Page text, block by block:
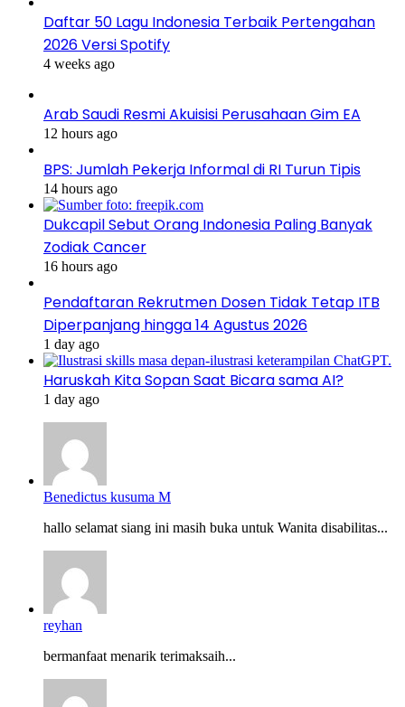
Daftar 50 Lagu Indonesia Terbaik Pertengahan
2026 Versi Spotify
4 weeks ago
Arab Saudi Resmi Akuisisi Perusahaan Gim EA
12 hours ago
BPS: Jumlah Pekerja Informal di RI Turun Tipis
14 hours ago
Dukcapil Sebut Orang Indonesia Paling Banyak
Zodiak Cancer
16 hours ago
Pendaftaran Rekrutmen Dosen Tidak Tetap ITB
Diperpanjang hingga 14 Agustus 2026
1 day ago
Haruskah Kita Sopan Saat Bicara sama AI?
1 day ago
Benedictus kusuma M
hallo selamat siang ini masih buka untuk Wanita disabilitas...
reyhan
bermanfaat menarik terimaksaih...